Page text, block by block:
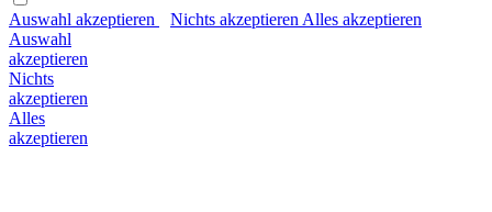
Auswahl akzeptieren Nichts akzeptieren Alles akzeptieren
Auswahl
akzeptieren
Nichts
akzeptieren
Alles
akzeptieren